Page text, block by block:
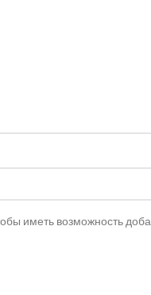
иметь возможность